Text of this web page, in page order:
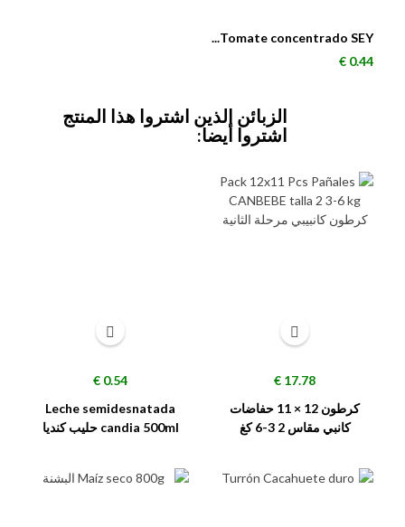
Tomate concentrado SEY...
السعر
0.44 €
الزبائن الذين اشتروا هذا المنتج
اشتروا أيضا:
السعر
17.78 €
كرطون 12 × 11 حفاضات
كانبي مقاس 2 3-6 كغ
السعر
0.54 €
Leche semidesnatada
candia 500ml حليب كنديا